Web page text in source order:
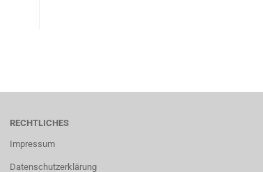
RECHTLICHES
Impressum
Datenschutzerklärung